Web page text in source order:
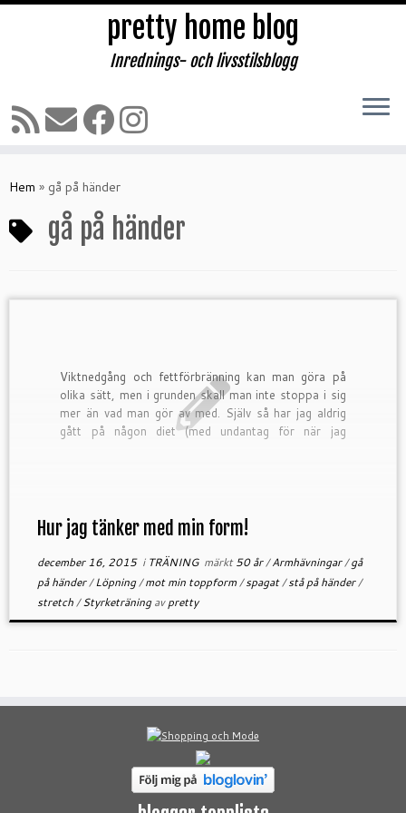
till
pretty home blog
Inrednings- och livsstilsblogg
Hem » gå på händer
gå på händer
Viktnedgång och fettförbränning kan man göra på
olika sätt, men i grunden skall man inte stoppa i sig
mer än vad man gör av med. Själv så har jag aldrig
gått på någon diet (med undantag för när jag
Hur jag tänker med min form!
december 16, 2015i TRÄNING märkt50 år/Armhävningar/gå
på händer/Löpning/mot min toppform/spagat/stå på händer/
stretch/Styrketräningavpretty